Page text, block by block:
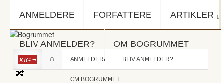
ANMELDERE FORFATTERE ARTIKLER
BLIV ANMELDER? OM BOGRUMMET
KIG ANMELDERE BLIV ANMELDER?
OM BOGRUMMET